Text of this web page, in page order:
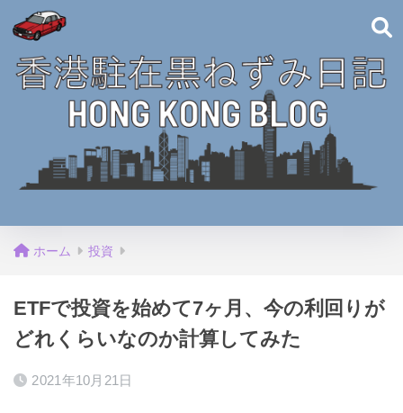
ホーム 投資
ETFで投資を始めて7ヶ月、今の利回りが
どれくらいなのか計算してみた
2021年10月21日